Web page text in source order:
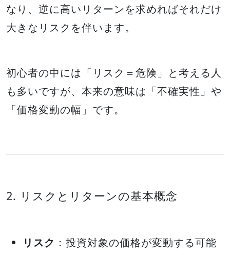
なり、逆に高いリターンを求めればそれだけ
大きなリスクを伴います。
初心者の中には「リスク＝危険」と考える人
も多いですが、本来の意味は「不確実性」や
「価格変動の幅」です。
2. リスクとリターンの基本概念
リスク ：投資対象の価格が変動する可能